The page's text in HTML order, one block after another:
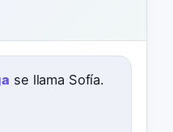
se llama Sofía.